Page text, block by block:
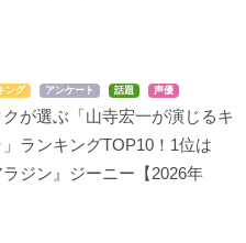
ング アンケート 話題 声優
クが選ぶ「山寺宏一が演じるキ
」ランキングTOP10！1位は
ラジン』ジーニー【2026年